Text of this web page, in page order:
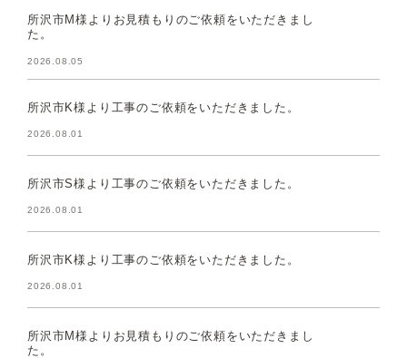
所沢市M様よりお見積もりのご依頼をいただきまし
た。
2026.08.05
所沢市K様より工事のご依頼をいただきました。
2026.08.01
所沢市S様より工事のご依頼をいただきました。
2026.08.01
所沢市K様より工事のご依頼をいただきました。
2026.08.01
所沢市M様よりお見積もりのご依頼をいただきまし
た。